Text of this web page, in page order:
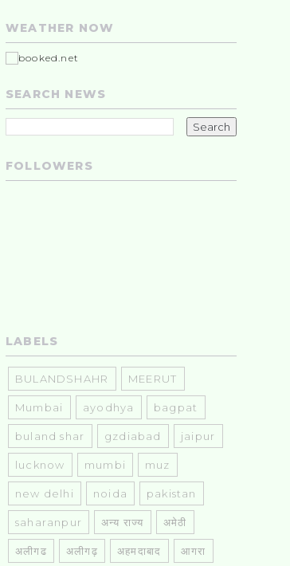
WEATHER NOW
SEARCH NEWS
FOLLOWERS
LABELS
BULANDSHAHR MEERUT
Mumbai ayodhya bagpat
buland shar gzdiabad jaipur
lucknow mumbi muz
new delhi noida pakistan
saharanpur अन्य राज्य अमेठी
अलीगढ अलीगढ़ अहमदाबाद आगरा